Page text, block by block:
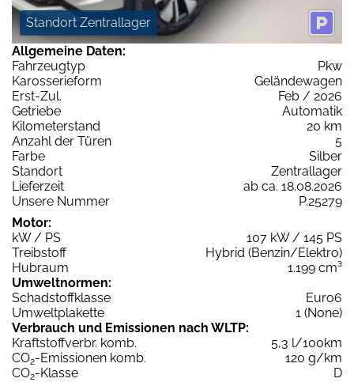
Standort Zentrallager
Allgemeine Daten:
Fahrzeugtyp
Pkw
Karosserieform
Geländewagen
Erst-Zul.
Feb / 2026
Getriebe
Automatik
Kilometerstand
20 km
Anzahl der Türen
5
Farbe
Silber
Standort
Zentrallager
Lieferzeit
ab ca. 18.08.2026
Unsere Nummer
P.25279
Motor:
kW / PS
107 kW / 145 PS
Treibstoff
Hybrid (Benzin/Elektro)
Hubraum
1.199 cm³
Umweltnormen:
Schadstoffklasse
Euro6
Umweltplakette
1 (None)
Verbrauch und Emissionen nach WLTP:
Kraftstoffverbr. komb.
5,3 l/100km
CO2-Emissionen komb.
120 g/km
CO2-Klasse
D